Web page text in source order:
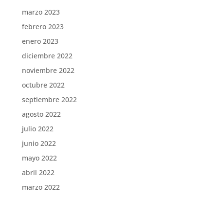
marzo 2023
febrero 2023
enero 2023
diciembre 2022
noviembre 2022
octubre 2022
septiembre 2022
agosto 2022
julio 2022
junio 2022
mayo 2022
abril 2022
marzo 2022